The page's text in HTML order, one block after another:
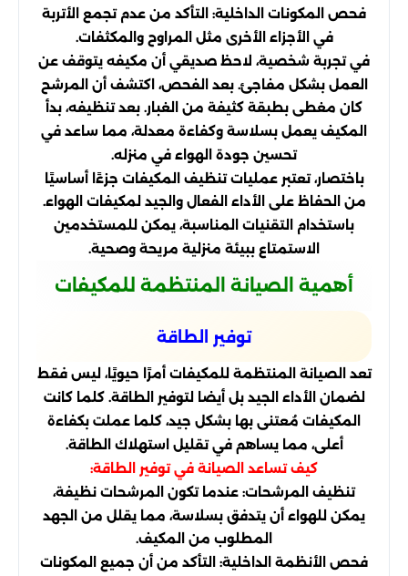
فحص المكونات الداخلية: التأكد من عدم تجمع الأتربة
في الأجزاء الأخرى مثل المراوح والمكثفات.
في تجربة شخصية، لاحظ صديقي أن مكيفه يتوقف عن
العمل بشكل مفاجئ. بعد الفحص، اكتشف أن المرشح
كان مغطى بطبقة كثيفة من الغبار. بعد تنظيفه، بدأ
المكيف يعمل بسلاسة وكفاءة معدلة، مما ساعد في
تحسين جودة الهواء في منزله.
باختصار، تعتبر عمليات تنظيف المكيفات جزءًا أساسيًا
من الحفاظ على الأداء الفعال والجيد لمكيفات الهواء.
باستخدام التقنيات المناسبة، يمكن للمستخدمين
الاستمتاع ببيئة منزلية مريحة وصحية.
أهمية الصيانة المنتظمة للمكيفات
توفير الطاقة
تعد الصيانة المنتظمة للمكيفات أمرًا حيويًا، ليس فقط
لضمان الأداء الجيد بل أيضا لتوفير الطاقة. كلما كانت
المكيفات مُعتنى بها بشكل جيد، كلما عملت بكفاءة
أعلى، مما يساهم في تقليل استهلاك الطاقة.
كيف تساعد الصيانة في توفير الطاقة:
تنظيف المرشحات: عندما تكون المرشحات نظيفة،
يمكن للهواء أن يتدفق بسلاسة، مما يقلل من الجهد
المطلوب من المكيف.
فحص الأنظمة الداخلية: التأكد من أن جميع المكونات